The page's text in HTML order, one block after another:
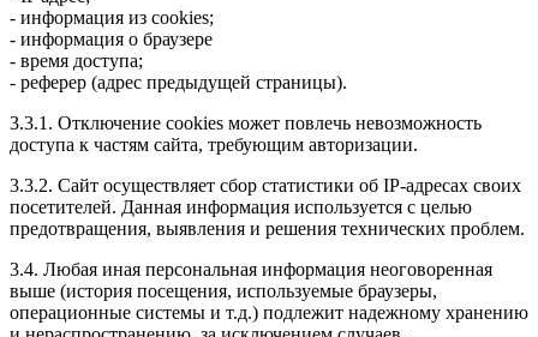
- информация из cookies;
- информация о браузере
- время доступа;
- реферер (адрес предыдущей страницы).
3.3.1. Отключение cookies может повлечь невозможность
доступа к частям сайта, требующим авторизации.
3.3.2. Сайт осуществляет сбор статистики об IP-адресах своих
посетителей. Данная информация используется с целью
предотвращения, выявления и решения технических проблем.
3.4. Любая иная персональная информация неоговоренная
выше (история посещения, используемые браузеры,
операционные системы и т.д.) подлежит надежному хранению